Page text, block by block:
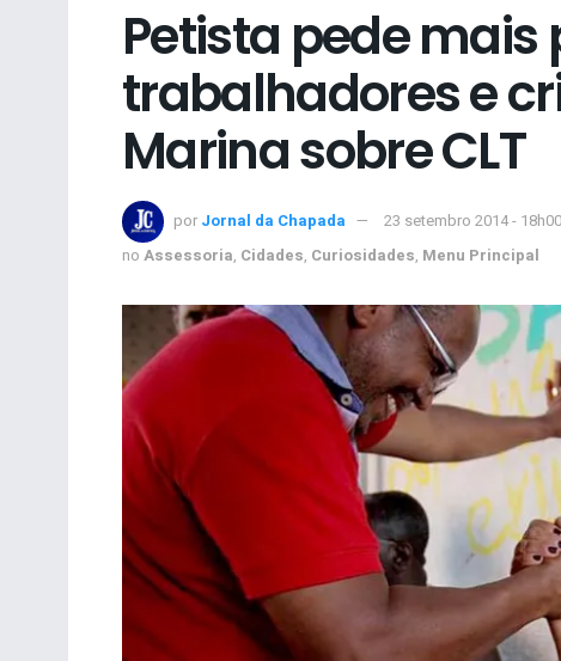
Petista pede
trabalhadores e
Marina sobre CLT
por Jornal da Chapada
23 setembro 2014 - 18h00
no Assessoria, Cidades, Curiosidades, Menu Principal